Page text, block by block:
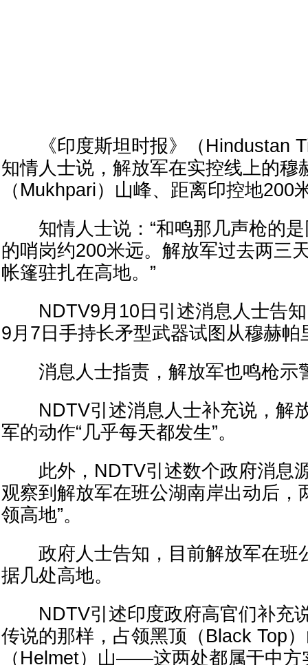
《印度斯坦时报》（Hindustan
知情人士说，解放军在实控线上的穆
（Mukhpari）山峰、距离印控地200
知情人士说：“和鸣那几声枪的是
的哨岗约200米远。解放军过去两
帐篷驻扎在高地。”
NDTV9月10日引述消息人士告知
9月7日手持长矛型武器试图从穆赫帕
消息人士指责，解放军也鸣枪示
NDTV引述消息人士补充说，解
军的动作“几乎每天都发生”。
此外，NDTV引述数个政府消息
观察到解放军在班公湖南岸出动后，
领高地”。
政府人士告知，目前解放军在班
据几处高地。
NDTV引述印度政府高官们补充
传说的那样，占领黑顶（Black Top
（Helmet）山——这两处都属于中方